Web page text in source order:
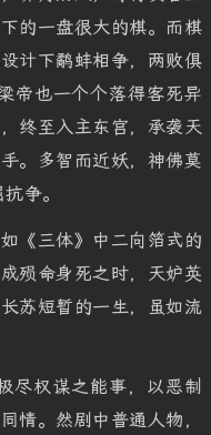
的一盘很大的棋。而棋
计下鹬蚌相争，两败俱
帝也一个个落得客死异
终至入主东宫，承袭天
。多智而近妖，神佛莫
争。
《三体》中二向箔式的
殒命身死之时，天妒英
苏短暂的一生，虽如流
尽权谋之能事，以恶制
情。然剧中普通人物，